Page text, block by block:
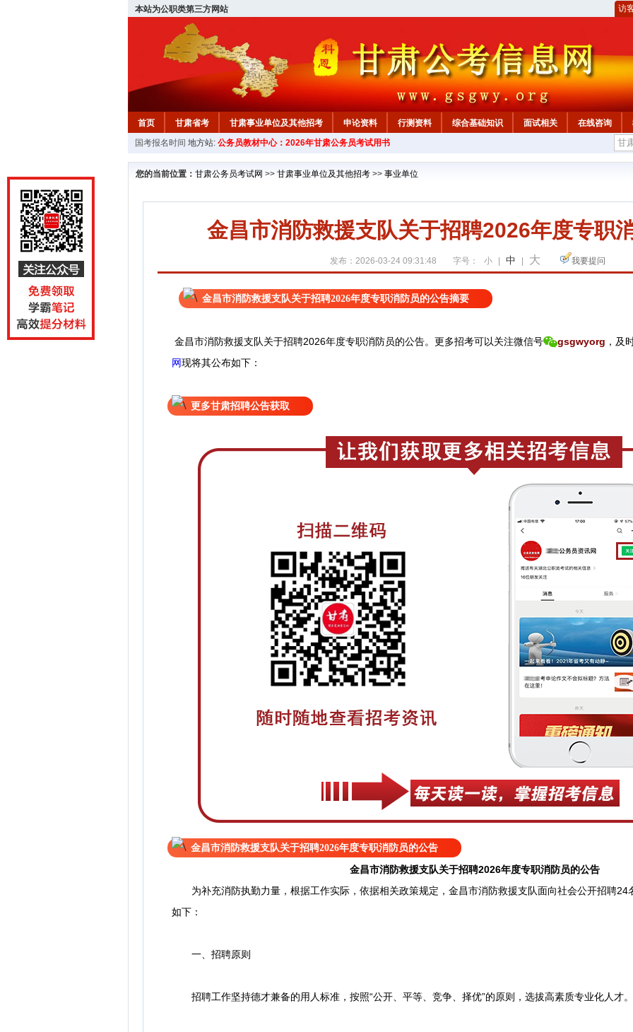
本站为公职类第三方网站 访
首页 甘肃省考 甘肃事业单位及其他招考 申论资料 行测资料 综合基础知识 面试相关 在线咨询
国考报名时间 地方站: 公务员教材中心：2026年甘肃公务员考试用书
您的当前位置： 甘肃公务员考试网 >> 甘肃事业单位及其他招考 >> 事业单位
金昌市消防救援支队关于招聘2026年度专职
发布：2026-03-24 09:31:48 字号： 小 中 大 我要提问
金昌市消防救援支队关于招聘2026年度专职消防员的公告摘要
金昌市消防救援支队关于招聘2026年度专职消防员的公告。 更多招考可以关注微信号 gsgwyorg ， 及
网现将其公布如下：
更多甘肃招聘公告获取
金昌市消防救援支队关于招聘2026年度专职消防员的公告
金昌市消防救援支队关于招聘2026年度专职消防员的公告
为补充消防执勤力量，根据工作实际，依据相关政策规定，金昌市消防救援支队面向社会公开招聘24
如下：
一、招聘原则
招聘工作坚持德才兼备的用人标准，按照“公开、平等、竞争、择优”的原则，选拔高素质专业化人才。